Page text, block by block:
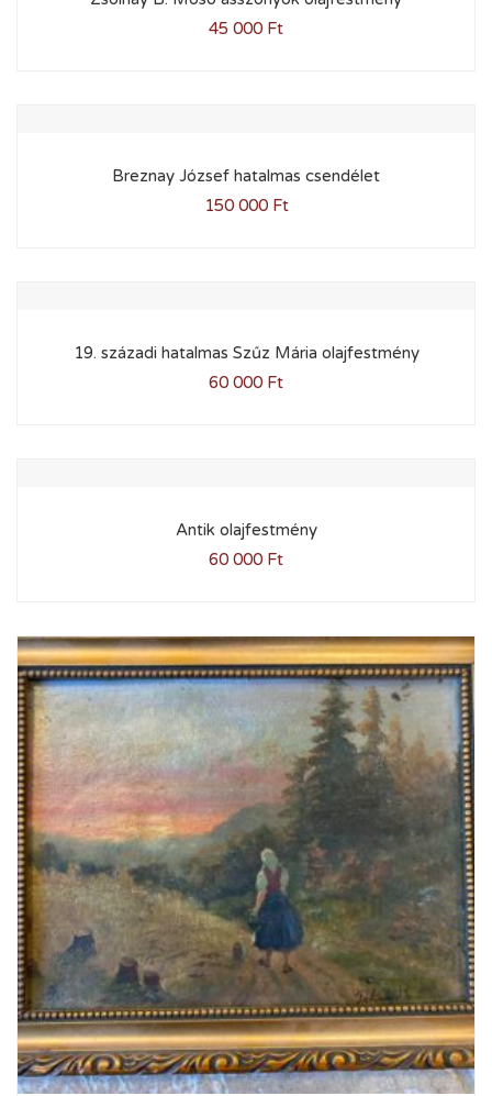
45 000 Ft
Breznay József hatalmas csendélet
150 000 Ft
19. századi hatalmas Szűz Mária olajfestmény
60 000 Ft
Antik olajfestmény
60 000 Ft